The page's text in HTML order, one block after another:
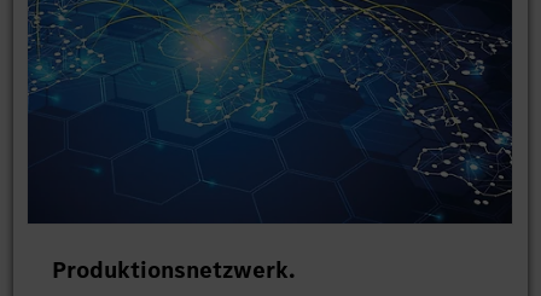
Produktionsnetzwerk.